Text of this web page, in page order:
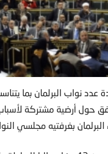
نواب البرلمان بما
حول أرضية مشتركة لأسباب
البرلمان بغرفتيه مجلسي